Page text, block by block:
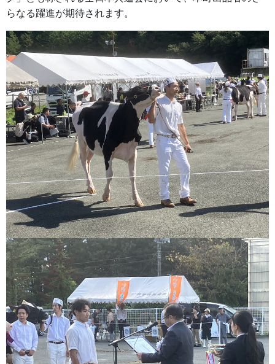
らなる躍進が期待されます。